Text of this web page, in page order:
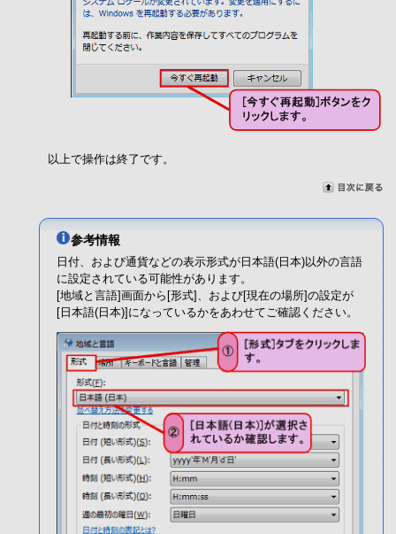
以上で操作は終了です。
参考情報
日付、および通貨などの表示形式が日本語(日本)以外の言語
に設定されている可能性があります。
[地域と言語]画面から[形式]、および[現在の場所]の設定が
[日本語(日本)]になっているかをあわせてご確認ください。